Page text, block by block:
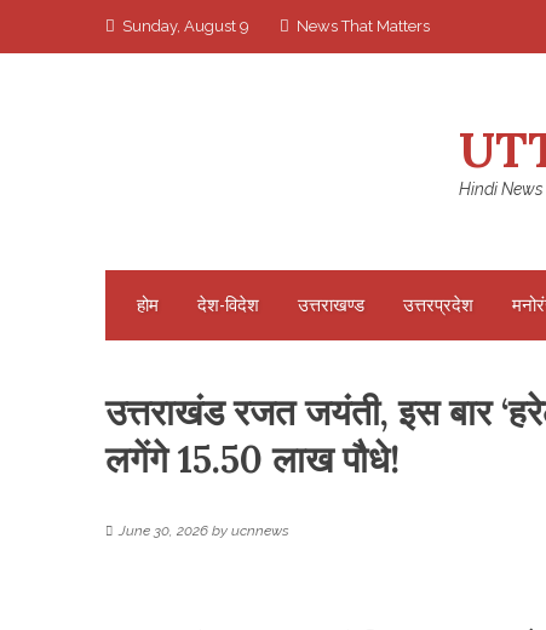
Sunday, August 9 News That Matters
Hindi
होम देश-विदेश उत्तराखण्ड उत्तरप्रदेश
उत्तराखंड रजत जयंती, इस बार
लगेंगे 15.50 लाख पौधे!
June 30, 2026 by ucnnews